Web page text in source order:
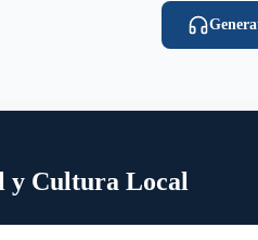
y Cultura Local